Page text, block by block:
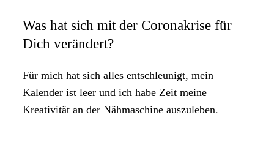
Was hat sich mit der Coronakrise für
Dich verändert?
Für mich hat sich alles entschleunigt, mein
Kalender ist leer und ich habe Zeit meine
Kreativität an der Nähmaschine auszuleben.